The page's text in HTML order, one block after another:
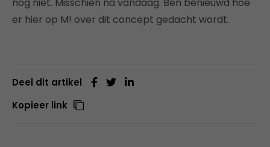
er hier op M! over dit concept gedacht wordt.
Deel dit artikel
Kopieer link